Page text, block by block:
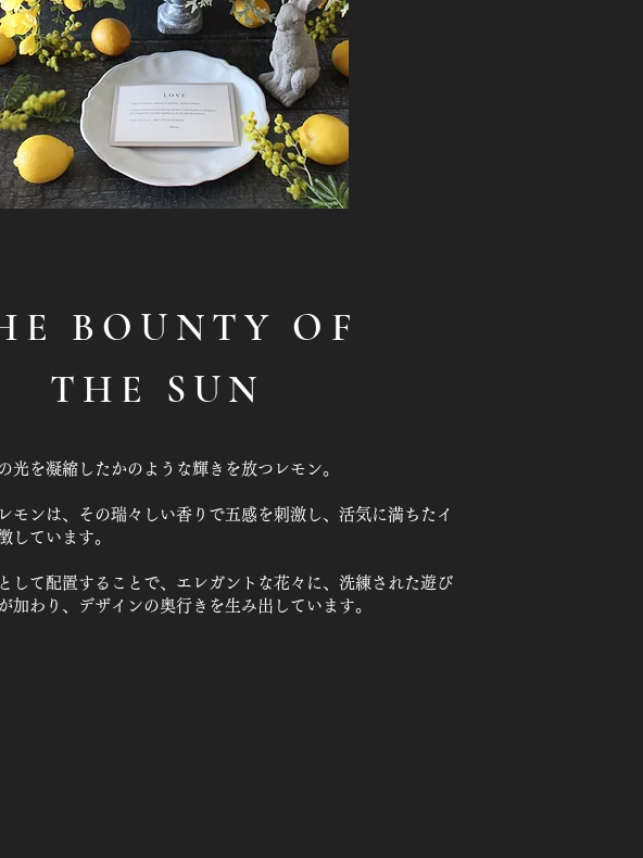
BOUNTY OF
THE SUN
光を凝縮したかのような輝きを放つレモン。
モンは、その瑞々しい香りで五感を刺激し、活気に満ちたイ
しています。
して配置することで、エレガントな花々に、 洗練された遊び
加わり、デザインの奥行きを生み出しています。